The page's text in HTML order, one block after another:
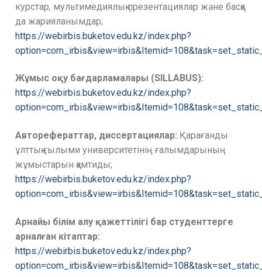
курстар, мультимедиялық презентациялар және басқа
да жарияланымдар;
https://webirbis.buketov.edu.kz/index.php?
Жұмыс оқу бағдарламалары (SILLABUS):
https://webirbis.buketov.edu.kz/index.php?
Авторефераттар, диссертациялар: Қарағанды
ұлттық ғылыми университетінің ғалымдарының
жұмыстарын қамтиды;
https://webirbis.buketov.edu.kz/index.php?
Арнайы білім алу қажеттілігі бар студенттерге
арналған кітаптар:
https://webirbis.buketov.edu.kz/index.php?